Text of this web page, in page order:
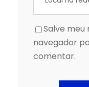
Salve meu
navegador
comentar.